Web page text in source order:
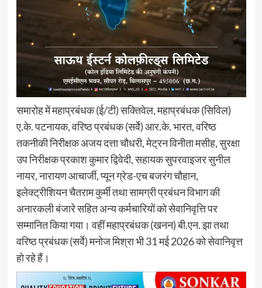
समारोह में महाप्रबंधक (ई/टी) सक्तिवेल, महाप्रबंधक (सिविल)
ए.के. पटनायक, वरिष्ठ प्रबंधक (सर्वे) आर.के. भारत, वरिष्ठ
तकनीकी निरीक्षक अजय दत्ता चौधरी, मेट्रन विनीता मसीह, सुरक्षा
उप निरीक्षक प्रकाश कुमार द्विवेदी, सहायक सुपरवाइजर सुनील
नायर, नारायण आचार्जी, प्यून ग्रेड-एच बजरंग चौहान,
इलेक्ट्रीशियन चैतराम कुर्मी तथा सामग्री प्रबंधन विभाग की
अनारकली बंजारे सहित अन्य कर्मचारियों को सेवानिवृत्ति पर
सम्मानित किया गया। वहीं महाप्रबंधक (खनन) बी.एन. झा तथा
वरिष्ठ प्रबंधक (सर्वे) मनोज मिश्रा भी 31 मई 2026 को सेवानिवृत्त
हो रहे हैं।